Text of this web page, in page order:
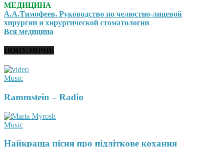
МЕДИЦИНА
А.А.Тимофеев. Руководство по челюстно-лицевой
хирургии и хирургической стоматологии
Вся медицина
ПОПУЛЯРНЕ
Music
Rammstein – Radio
Music
Найкраща пісня про підліткове кохання